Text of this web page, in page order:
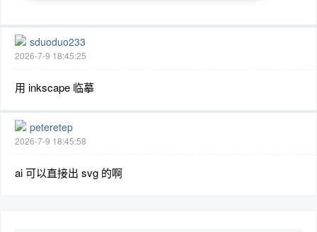
sduoduo233
2026-7-9 18:45:25
用 inkscape 临摹
peteretep
2026-7-9 18:45:58
ai 可以直接出 svg 的啊